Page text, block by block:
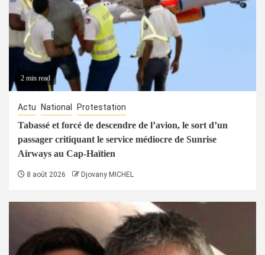
2 min read
Actu National Protestation
Tabassé et forcé de descendre de l’avion, le sort d’un
passager critiquant le service médiocre de Sunrise
Airways au Cap-Haïtien
8 août 2026 Djovany MICHEL